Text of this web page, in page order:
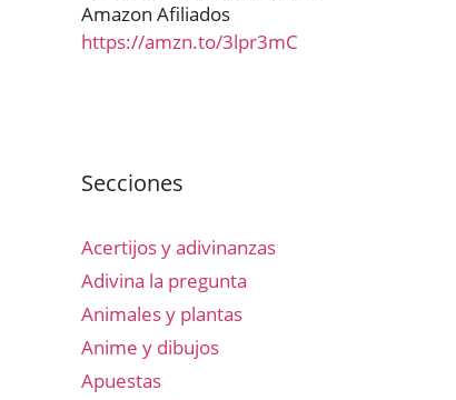
Amazon Afiliados
https://amzn.to/3lpr3mC
Secciones
Acertijos y adivinanzas
Adivina la pregunta
Animales y plantas
Anime y dibujos
Apuestas